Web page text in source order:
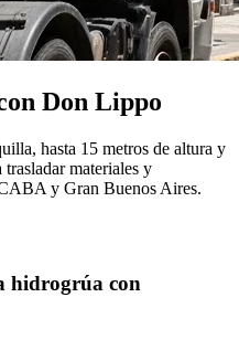
Don Lippo
hasta 15 metros de altura y
materiales y
y Gran Buenos Aires.
hidrogrúa con